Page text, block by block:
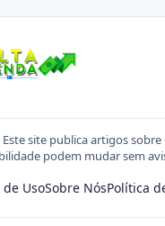
site publica artigos
podem mudar sem
UsoSobre NósPolítica